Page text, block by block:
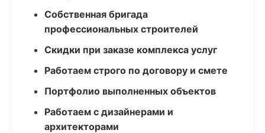
Собственная бригада
профессиональных строителей
Скидки при заказе комплекса услуг
Работаем строго по договору и смете
Портфолио выполненных объектов
Работаем с дизайнерами и
архитекторами